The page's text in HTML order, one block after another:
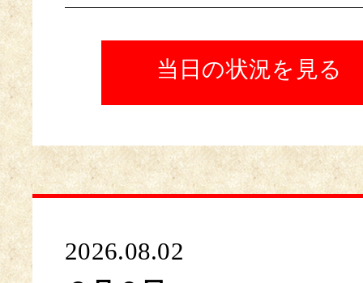
当日の状況を見る
2026.08.02